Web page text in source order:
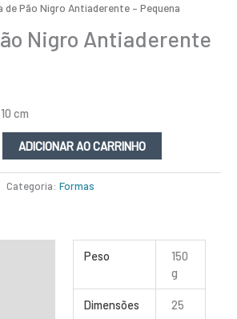
de Pão Nigro Antiaderente – Pequena
Nigro Antiaderente
cm
ADICIONAR AO CARRINHO
Categoria: Formas
Peso
150
g
Dimensões
25